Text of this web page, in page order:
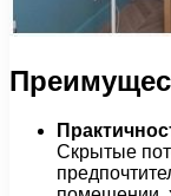
Скрытые